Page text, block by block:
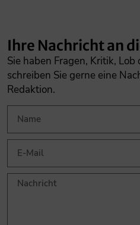
Ihre Nachricht an
Sie haben Fragen, Kritik,
schreiben Sie gerne eine
Redaktion.